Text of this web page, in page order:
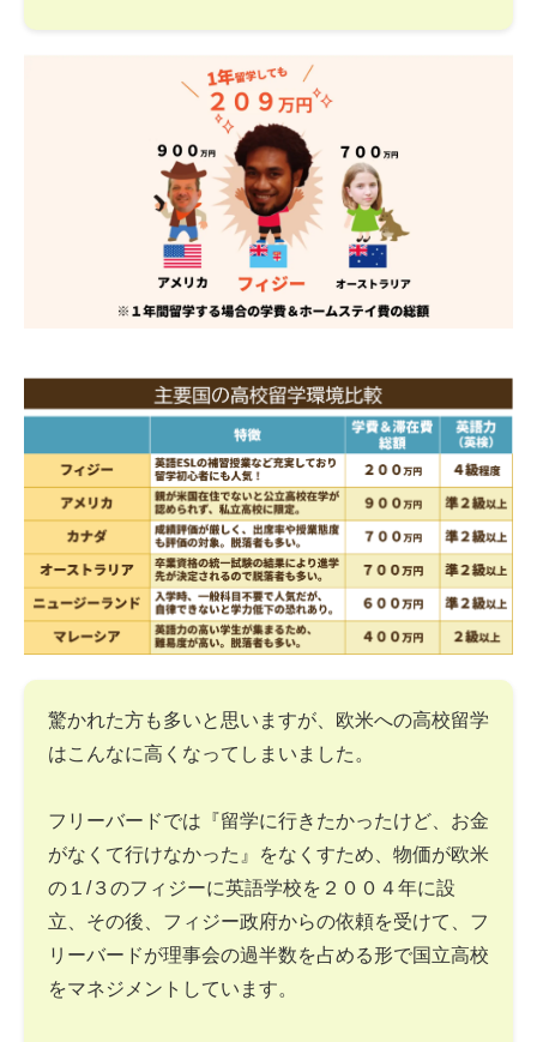
驚かれた方も多いと思いますが、欧米への高校留学
はこんなに高くなってしまいました。
フリーバードでは『留学に行きたかったけど、お金
がなくて行けなかった』をなくすため、物価が欧米
の１/３のフィジーに英語学校を２００４年に設
立、その後、フィジー政府からの依頼を受けて、フ
リーバードが理事会の過半数を占める形で国立高校
をマネジメントしています。